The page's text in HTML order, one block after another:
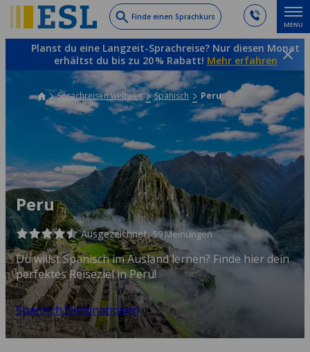
to
main
Finde einen Sprachkurs
MENU
Planst du eine Langzeit-Sprachreise? Nur diesen Monat
erhältst du bis zu 20 % Rabatt! Mehr erfahren
Sprachreisen weltweit Spanisch Peru
Peru
Ausgezeichnet,59 Meinungen
Du willst Spanisch im Ausland lernen? Finde hier dein
perfektes Reiseziel in Peru!
Spanisch Destinationen